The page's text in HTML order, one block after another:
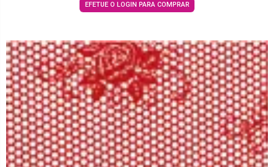
EFETUE O LOGIN PARA COMPRAR